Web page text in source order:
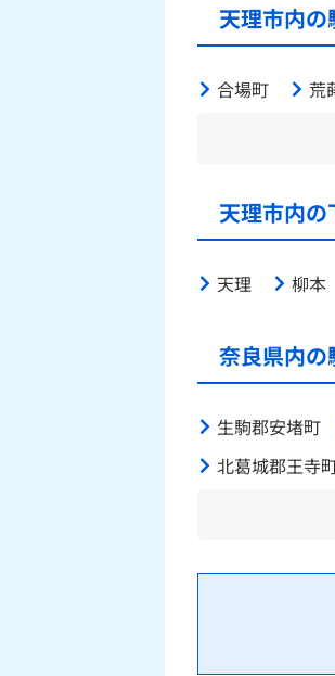
天理市内
合場町 荒
天理市内
天理 柳本
奈良県内
生駒郡安堵町
北葛城郡王寺